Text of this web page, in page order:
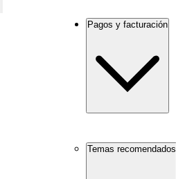
Pagos y facturación
Temas recomendados